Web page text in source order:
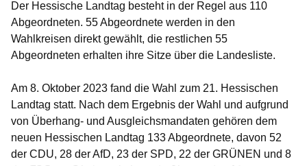
Der Hessische Landtag besteht in der Regel aus 110
Abgeordneten. 55 Abgeordnete werden in den
Wahlkreisen direkt gewählt, die restlichen 55
Abgeordneten erhalten ihre Sitze über die Landesliste.
Am 8. Oktober 2023 fand die Wahl zum 21. Hessischen
Landtag statt. Nach dem Ergebnis der Wahl und aufgrund
von Überhang- und Ausgleichsmandaten gehören dem
neuen Hessischen Landtag 133 Abgeordnete, davon 52
der CDU, 28 der AfD, 23 der SPD, 22 der GRÜNEN und 8